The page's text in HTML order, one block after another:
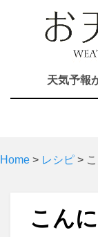
天気予報
Home > レシピ >
こん